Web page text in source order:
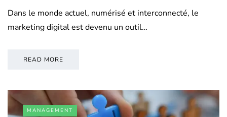
Dans le monde actuel, numérisé et interconnecté, le
marketing digital est devenu un outil…
READ MORE
MANAGEMENT